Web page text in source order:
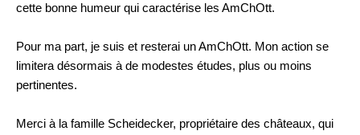
cette bonne humeur qui caractérise les AmChOtt.
Pour ma part, je suis et resterai un AmChOtt. Mon action se
limitera désormais à de modestes études, plus ou moins
pertinentes.
Merci à la famille Scheidecker, propriétaire des châteaux, qui